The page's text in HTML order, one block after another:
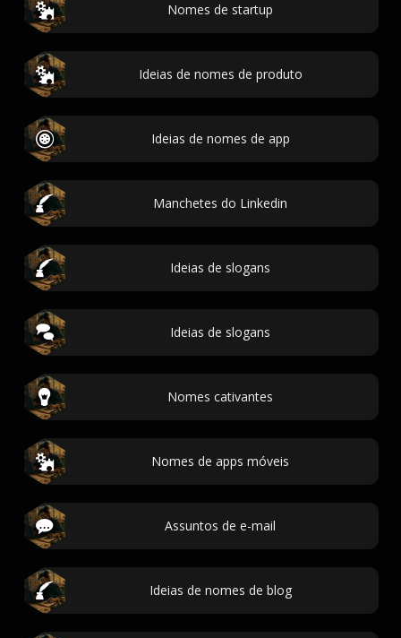
Nomes de startup
Ideias de nomes de produto
Ideias de nomes de app
Manchetes do Linkedin
Ideias de slogans
Ideias de slogans
Nomes cativantes
Nomes de apps móveis
Assuntos de e-mail
Ideias de nomes de blog